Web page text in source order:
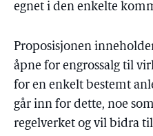
egnet i den enkelte
Proposisjonen
åpne for engrossalg til
for en enkelt bestemt
går inn for dette, noe
regelverket og vil bidra